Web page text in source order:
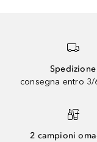
Spedizione
consegna entro
2 campioni